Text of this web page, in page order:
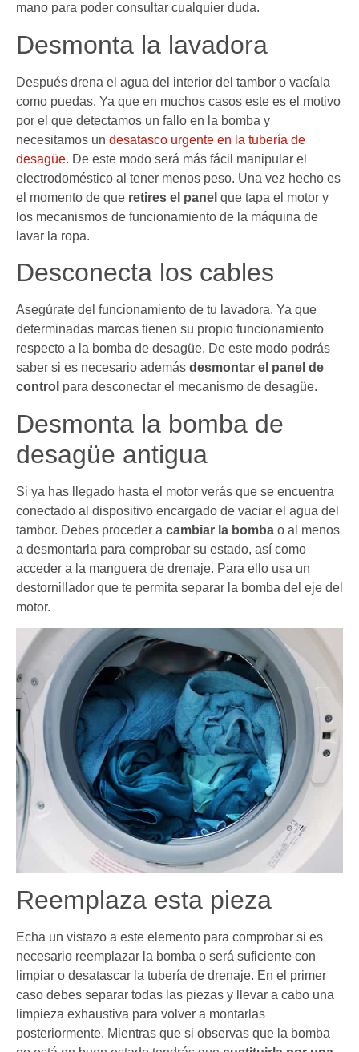
mano para poder consultar cualquier duda.
Desmonta la lavadora
Después drena el agua del interior del tambor o vacíala
como puedas. Ya que en muchos casos este es el motivo
por el que detectamos un fallo en la bomba y
necesitamos un desatasco urgente en la tubería de
desagüe. De este modo será más fácil manipular el
electrodoméstico al tener menos peso. Una vez hecho es
el momento de que retires el panel que tapa el motor y
los mecanismos de funcionamiento de la máquina de
lavar la ropa.
Desconecta los cables
Asegúrate del funcionamiento de tu lavadora. Ya que
determinadas marcas tienen su propio funcionamiento
respecto a la bomba de desagüe. De este modo podrás
saber si es necesario además desmontar el panel de
control para desconectar el mecanismo de desagüe.
Desmonta la bomba de
desagüe antigua
Si ya has llegado hasta el motor verás que se encuentra
conectado al dispositivo encargado de vaciar el agua del
tambor. Debes proceder a cambiar la bomba o al menos
a desmontarla para comprobar su estado, así como
acceder a la manguera de drenaje. Para ello usa un
destornillador que te permita separar la bomba del eje del
motor.
Reemplaza esta pieza
Echa un vistazo a este elemento para comprobar si es
necesario reemplazar la bomba o será suficiente con
limpiar o desatascar la tubería de drenaje. En el primer
caso debes separar todas las piezas y llevar a cabo una
limpieza exhaustiva para volver a montarlas
posteriormente. Mientras que si observas que la bomba